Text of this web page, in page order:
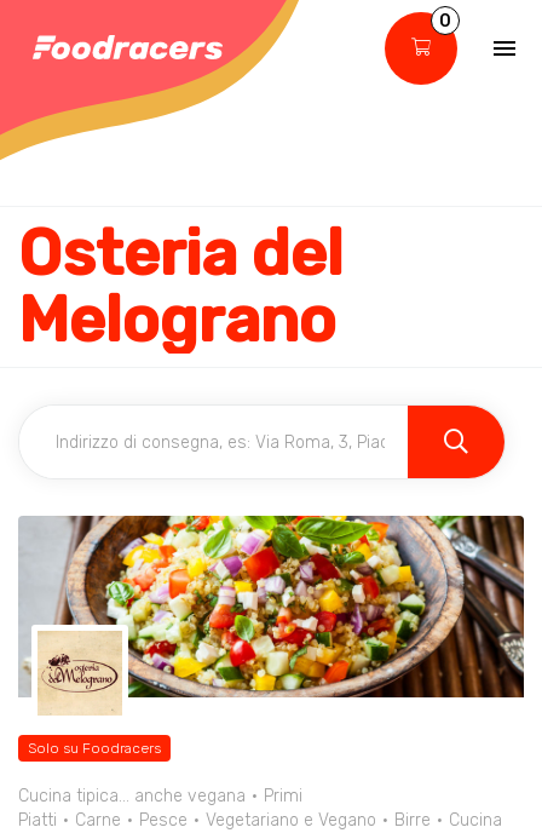
0
Osteria del
Melograno
Solo su Foodracers
Cucina tipica... anche vegana
Primi
Piatti
Carne Pesce Vegetariano e Vegano Birre
Cucina